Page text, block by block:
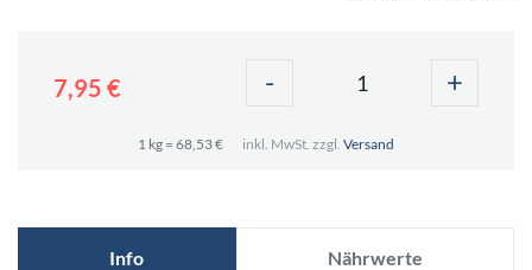
7,95 € - +
1 kg = 68,53 € inkl. MwSt. zzgl. Versand
Info Nährwerte